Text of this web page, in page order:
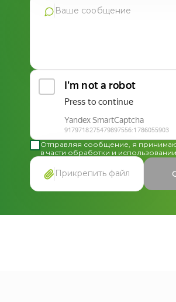
Продукция Фармгрупп
Производство под СТМ
Отправляя сообщение, я
в части обработки и
Прикрепить файл